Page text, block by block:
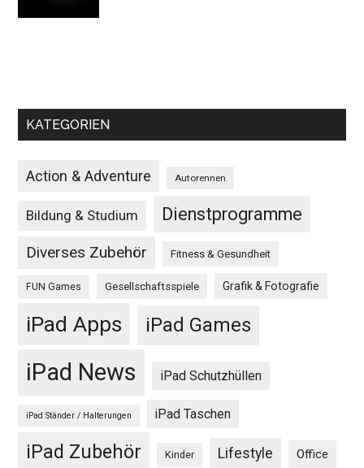
KATEGORIEN
Action & Adventure Autorennen
Bildung & Studium Dienstprogramme
Diverses Zubehör Fitness & Gesundheit
FUN Games Gesellschaftsspiele Grafik & Fotografie
iPad Apps iPad Games
iPad News iPad Schutzhüllen
iPad Ständer / Halterungen iPad Taschen
iPad Zubehör Kinder Lifestyle Office